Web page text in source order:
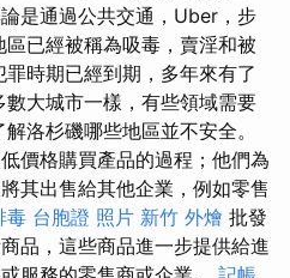
是通過公共交通，Uber，步
已經被稱為吸毒，賣淫和被
時期已經到期，多年來有了
大城市一樣，有些領域需要
洛杉磯哪些地區並不安全。
價格購買產品的過程；他們為
其出售給其他企業，例如零售
毒 台胞證 照片 新竹 外燴 批發
品，這些商品進一步提供給進